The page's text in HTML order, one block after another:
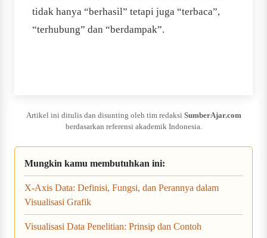
tidak hanya “berhasil” tetapi juga “terbaca”,
“terhubung” dan “berdampak”.
Artikel ini ditulis dan disunting oleh tim redaksi SumberAjar.com
berdasarkan referensi akademik Indonesia.
Mungkin kamu membutuhkan ini:
X-Axis Data: Definisi, Fungsi, dan Perannya dalam
Visualisasi Grafik
Visualisasi Data Penelitian: Prinsip dan Contoh